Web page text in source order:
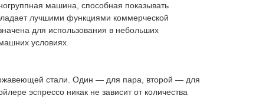
машина, способная показывать
лучшими функциями коммерческой
для использования в небольших
условиях.
стали. Один — для пара, второй — для
эспрессо никак не зависит от количества